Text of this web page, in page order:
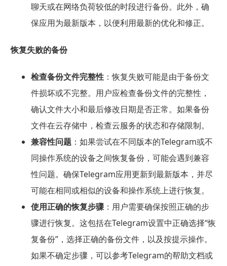
聊天或在网络负荷较低的时段进行备份。此外，确
保应用为最新版本，以便利用最新的优化和修正。
恢复失败的备份
检查备份文件完整性：恢复失败可能是由于备份文
件损坏或不完整。用户应检查备份文件的完整性，
确认文件大小和最后修改日期是否正常。如果备份
文件在云存储中，检查云服务的状态和存储限制。
兼容性问题：如果尝试在不同版本的Telegram或不
同操作系统的设备之间恢复备份，可能会遇到兼容
性问题。确保Telegram应用更新到最新版本，并尽
可能在相同或相似的设备和操作系统上进行恢复。
使用正确的恢复步骤：用户需要确保按照正确的步
骤进行恢复。这包括在Telegram设置中正确选择“恢
复备份”，选择正确的备份文件，以及按提示操作。
如果不确定步骤，可以参考Telegram的帮助文档或